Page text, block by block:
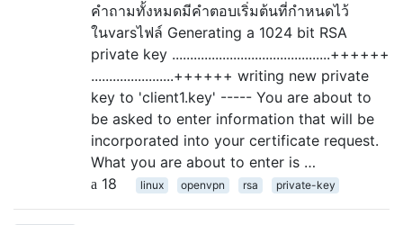
คำถามทั้งหมดมีคำตอบเริ่มต้นที่กำหนดไว้
ในvarsไฟล์ Generating a 1024 bit RSA
private key ............................................++++++
.......................++++++ writing new private
key to 'client1.key' ----- You are about to
be asked to enter information that will be
incorporated into your certificate request.
What you are about to enter is …
18
linux openvpn rsa private-key